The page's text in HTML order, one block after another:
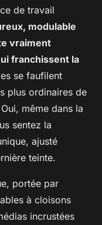
de travail
modulable
vraiment
franchissent la
se faufilent
plus ordinaires de
même dans la
sentez la
ajusté
teinte.
portée par
à cloisons
incrustées